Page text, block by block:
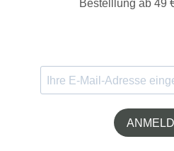
Bestelllung ab 49